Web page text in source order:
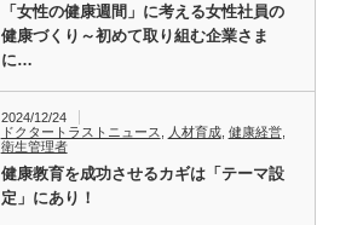
「女性の健康週間」に考える女性社員の
健康づくり～初めて取り組む企業さま
に…
2024/12/24
ドクタートラストニュース
人材育成, 健康経営,
衛生管理者
健康教育を成功させるカギは「テーマ設
定」にあり！